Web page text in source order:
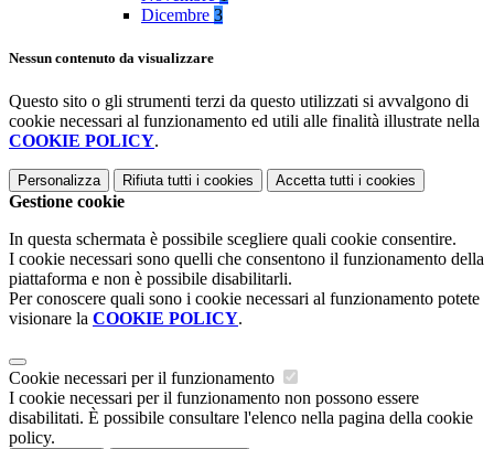
Dicembre 3
Nessun contenuto da visualizzare
Questo sito o gli strumenti terzi da questo utilizzati si avvalgono di
cookie necessari al funzionamento ed utili alle finalità illustrate nella
COOKIE POLICY.
Personalizza Rifiuta tutti i cookies Accetta tutti i cookies
Gestione cookie
In questa schermata è possibile scegliere quali cookie consentire.
I cookie necessari sono quelli che consentono il funzionamento della
piattaforma e non è possibile disabilitarli.
Per conoscere quali sono i cookie necessari al funzionamento potete
visionare la COOKIE POLICY.
Cookie necessari per il funzionamento
I cookie necessari per il funzionamento non possono essere
disabilitati. È possibile consultare l'elenco nella pagina della cookie
policy.